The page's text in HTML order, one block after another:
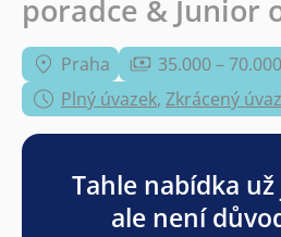
poradce & Junior
Praha
35.000 –
Plný úvazek, Zkrácený
Tahle nabídka už
ale není